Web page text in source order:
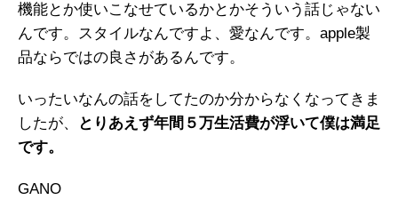
機能とか使いこなせているかとかそういう話じゃない
んです。スタイルなんですよ、愛なんです。apple製
品ならではの良さがあるんです。
いったいなんの話をしてたのか分からなくなってきま
したが、
とりあえず年間５万生活費が浮いて僕は満足
です。
GANO